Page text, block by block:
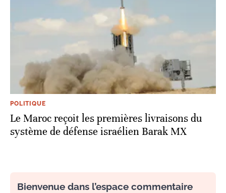
POLITIQUE
Le Maroc reçoit les premières livraisons du
système de défense israélien Barak MX
Bienvenue dans l’espace commentaire